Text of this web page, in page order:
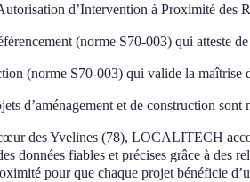
d’Intervention à Proximité des
(norme S70-003) qui atteste
(norme S70-003) qui valide la maîtrise
d’aménagement et de construction
des Yvelines (78), LOCALITECH
données fiables et précises grâce à des
pour que chaque projet bénéficie